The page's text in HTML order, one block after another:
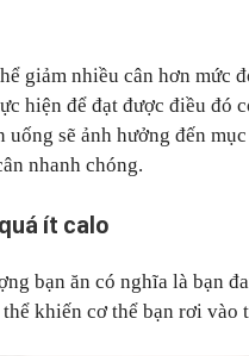
giảm nhiều cân hơn mức
hiện để đạt được điều đó
uống sẽ ảnh hưởng đến
nhanh chóng.
ít calo
bạn ăn có nghĩa là bạn
khiến cơ thể bạn rơi vào